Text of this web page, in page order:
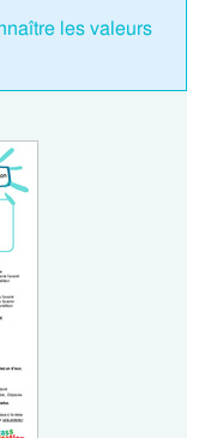
les valeurs